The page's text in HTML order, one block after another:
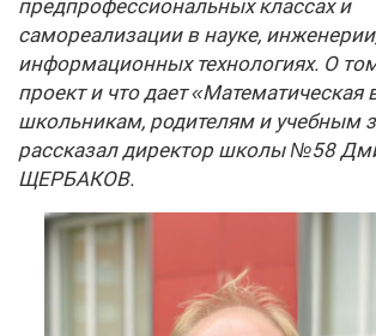
предпрофессиональных классах и
самореализации в науке,
информационных технологиях. О
проект и что дает «Математическая
школьникам, родителям и учебным
рассказал директор школы №58
ЩЕРБАКОВ.